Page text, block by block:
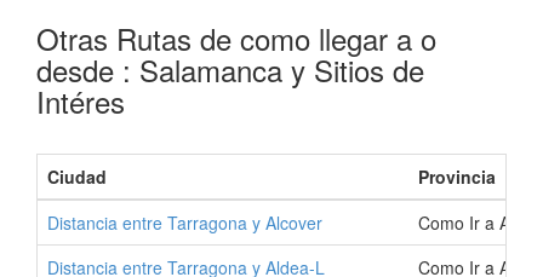
Otras Rutas de como llegar a o
desde : Salamanca y Sitios de
Intéres
Ciudad
Provincia
Distancia entre Tarragona y Alcover
Como Ir a
Distancia entre Tarragona y Aldea-L
Como Ir a